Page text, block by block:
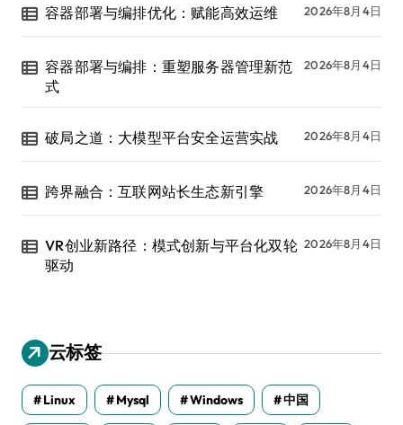
容器部署与编排优化：赋能高效运维 2026年8月4日
容器部署与编排：重塑服务器管理新范
式
2026年8月4日
破局之道：大模型平台安全运营实战 2026年8月4日
跨界融合：互联网站长生态新引擎 2026年8月4日
VR创业新路径：模式创新与平台化双轮
驱动
2026年8月4日
云标签
Linux Mysql Windows 中国